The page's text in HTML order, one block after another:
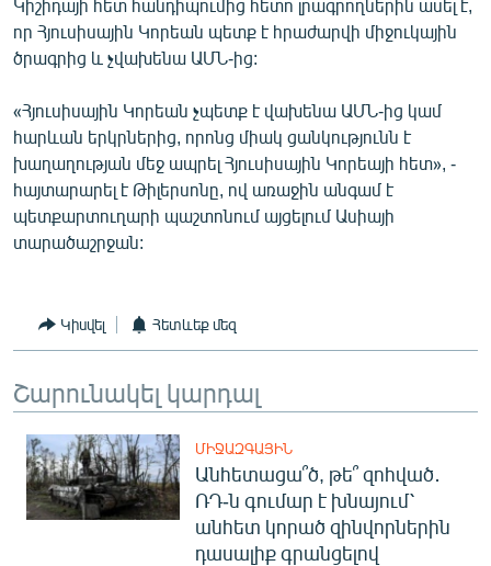
ՁԳՏԵԼՈՎ ԼԱՎԱԳՈՒՅՆԻՆ
ՓՈԴՔԱՍԹ
Հայերեն
English
Русский
ՀԵՏԵՎԵՔ ՄԵԶ
«Ազատության» բոլոր կայքերը
Կիշիդայի հետ հանդիպումից հետո լրագրողներին ասել է,
որ Հյուսիսային Կորեան պետք է հրաժարվի միջուկային
ծրագրից և չվախենա ԱՄՆ-ից:
«Հյուսիսային Կորեան չպետք է վախենա ԱՄՆ-ից կամ
հարևան երկրներից, որոնց միակ ցանկությունն է
խաղաղության մեջ ապրել Հյուսիսային Կորեայի հետ», -
հայտարարել է Թիլերսոնը, ով առաջին անգամ է
պետքարտուղարի պաշտոնում այցելում Ասիայի
տարածաշրջան:
Կիսվել Հետևեք մեզ
Շարունակել կարդալ
ՄԻՋԱԶԳԱՅԻՆ
Անհետացա՞ծ, թե՞ զոհված․
ՌԴ-ն գումար է խնայում՝
անհետ կորած զինվորներին
դասալիք գրանցելով